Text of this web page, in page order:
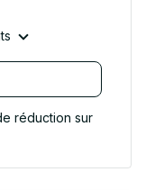
réduction sur